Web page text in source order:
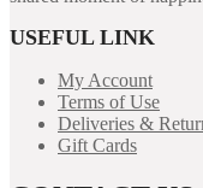
USEFUL LINK
My Account
Terms of Use
Deliveries &
Gift Cards